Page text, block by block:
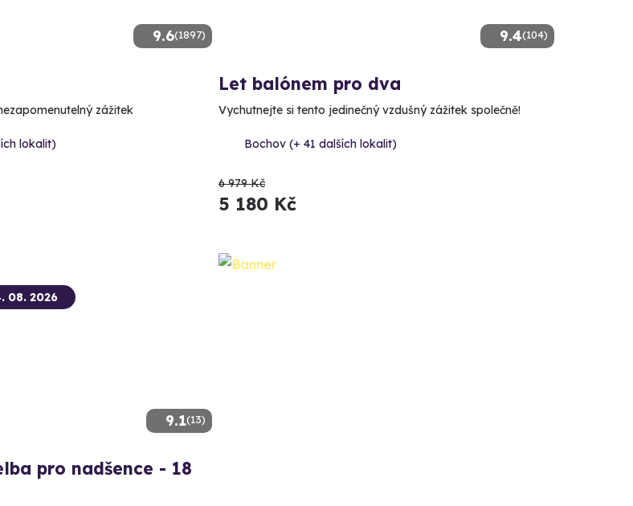
9.6(1897)
zážitek
lokalit)
9.4(104)
Let balónem pro dva
Vychutnejte si tento jedinečný vzdušný zážitek společně!
Bochov (+ 41 dalších lokalit)
6 979 Kč
5 180 Kč
9.1(13)
08. 2026
pro nadšence - 18